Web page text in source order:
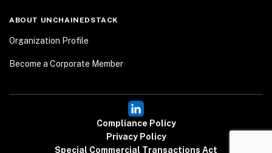
ABOUT UNCHAINEDSTACK
Organization Profile
Become a Corporate Member
Compliance Policy
Privacy Policy
Special Commercial Transactions Act